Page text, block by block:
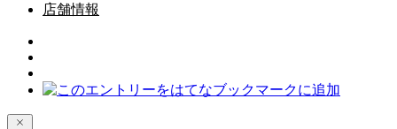
店舗情報